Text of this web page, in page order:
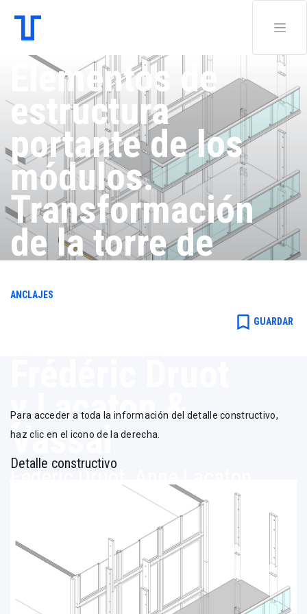
Elementos de
estructura
portante de los
módulos.
Transformación
de la torre de
viviendas Bois-
le-Prêtre en
y Lacaton &
Vassal
Fédéric Druot, Anne Lacaton
& Jean Philippe Vassal
Transformación de la torre
de viviendas Bois-le-Prêtre
en París de Frédéric Druot y
ANCLAJES
bookmark_border GUARDAR
Para acceder a toda la información del detalle constructivo,
haz clic en el icono de la derecha.
Detalle constructivo